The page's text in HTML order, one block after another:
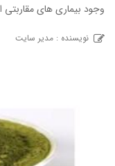
وجود بیماری های
نویسنده : مدیر سایت